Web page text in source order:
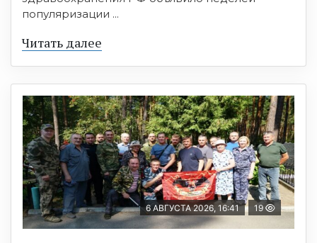
популяризации ...
Читать далее
6 АВГУСТА 2026, 16:41 19